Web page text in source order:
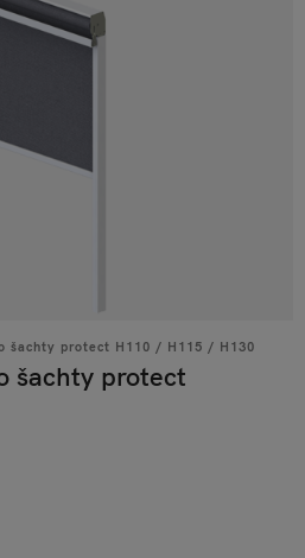
šachty protect H110 / H115 / H130
šachty protect